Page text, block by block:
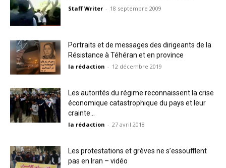
Staff Writer - 18 septembre 2009
Portraits et de messages des dirigeants de la
Résistance à Téhéran et en province
la rédaction - 12 décembre 2019
Les autorités du régime reconnaissent la crise
économique catastrophique du pays et leur
crainte...
la rédaction - 27 avril 2018
Les protestations et grèves ne s’essoufflent
pas en Iran – vidéo